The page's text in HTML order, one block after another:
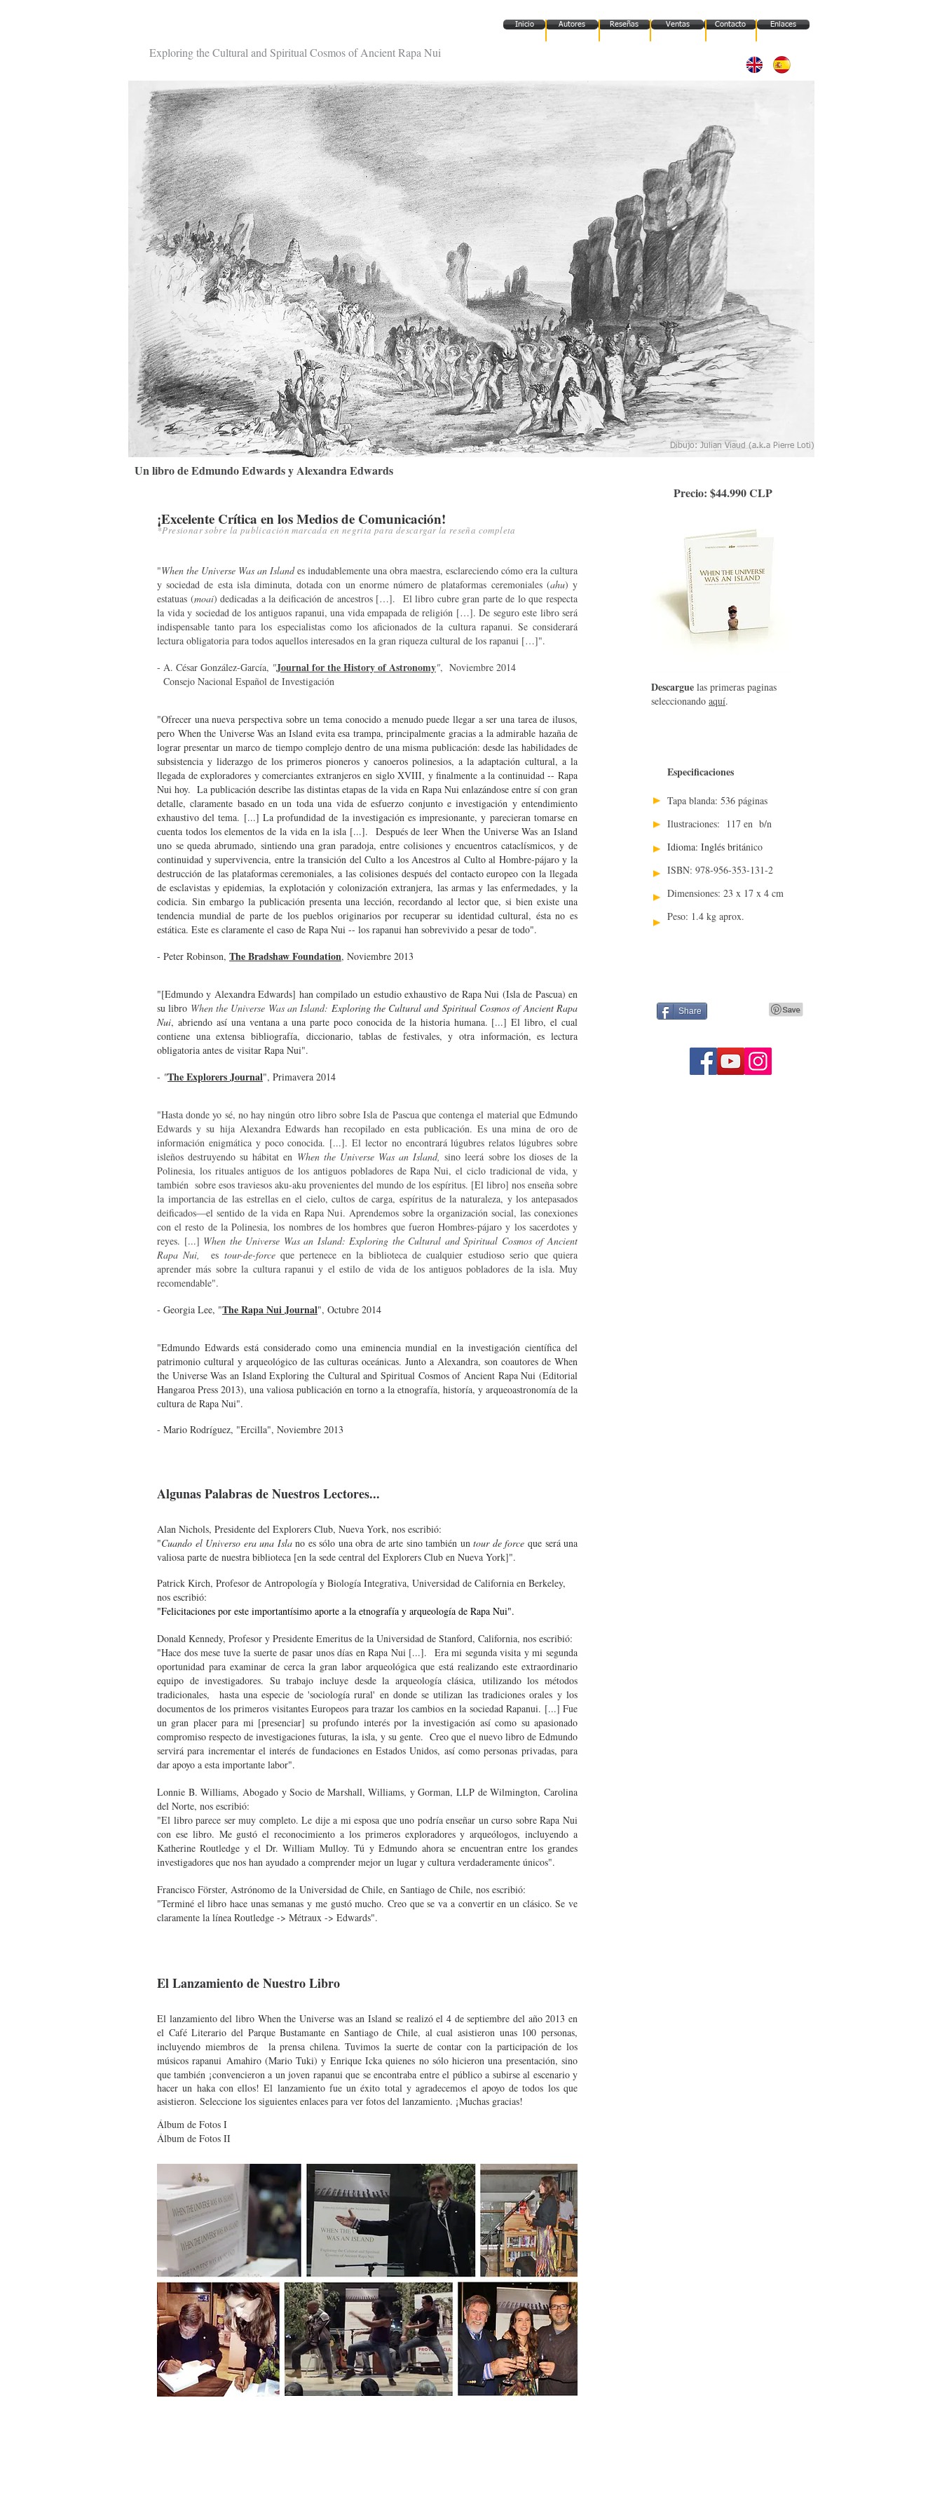
Inicio Autores Reseñas Ventas Contacto Enlaces
Exploring the Cultural and Spiritual Cosmos of Ancient Rapa Nui
Dibujo: Julian Viaud (a.k.a Pierre Loti)
Un libro de Edmundo Edwards y Alexandra Edwards
¡Excelente Crítica en los Medios de Comunicación!
"When the Universe Was an Islandes indudablemente una obra maestra, esclareciendo cómo era la cultura
y sociedad de esta isla diminuta, dotada con un enorme número de plataformas ceremoniales (ahu) y
estatuas (moai) dedicadas a la deificación de ancestros […]. El libro cubre gran parte de lo que respecta
la vida y sociedad de los antiguos rapanui, una vida empapada de religión […]. De seguro este libro será
indispensable tanto para los especialistas como los aficionados de la cultura rapanui. Se considerará
lectura obligatoria para todos aquellos interesados en la gran riqueza cultural de los rapanui […]".
- A. César González-García, "Journal for the History of Astronomy", Noviembre 2014
Consejo Nacional Español de Investigación
"Ofrecer una nueva perspectiva sobre un tema conocido a menudo puede llegar a ser una tarea de ilusos,
pero When the Universe Was an Island evita esa trampa, principalmente gracias a la admirable hazaña de
lograr presentar un marco de tiempo complejo dentro de una misma publicación: desde las habilidades de
subsistencia y liderazgo de los primeros pioneros y canoeros polinesios, a la adaptación cultural, a la
llegada de exploradores y comerciantes extranjeros en siglo XVIII, y finalmente a la continuidad -- Rapa
Nui hoy. La publicación describe las distintas etapas de la vida en Rapa Nui enlazándose entre sí con gran
detalle, claramente basado en un toda una vida de esfuerzo conjunto e investigación y entendimiento
exhaustivo del tema. [...] La profundidad de la investigación es impresionante, y parecieran tomarse en
cuenta todos los elementos de la vida en la isla [...]. Después de leer When the Universe Was an Island
uno se queda abrumado, sintiendo una gran paradoja, entre colisiones y encuentros cataclísmicos, y de
continuidad y supervivencia, entre la transición del Culto a los Ancestros al Culto al Hombre-pájaro y la
destrucción de las plataformas ceremoniales, a las colisiones después del contacto europeo con la llegada
de esclavistas y epidemias, la explotación y colonización extranjera, las armas y las enfermedades, y la
codicia. Sin embargo la publicación presenta una lección, recordando al lector que, si bien existe una
tendencia mundial de parte de los pueblos originarios por recuperar su identidad cultural, ésta no es
estática. Este es claramente el caso de Rapa Nui -- los rapanui han sobrevivido a pesar de todo".
- Peter Robinson, The Bradshaw Foundation, Noviembre 2013
"[Edmundo y Alexandra Edwards] han compilado un estudio exhaustivo de Rapa Nui (Isla de Pascua) en
su libro When the Universe Was an Island: Exploring the Cultural and Spiritual Cosmos of Ancient Rapa
Nui, abriendo así una ventana a una parte poco conocida de la historia humana. [...] El libro, el cual
contiene una extensa bibliografía, diccionario, tablas de festivales, y otra información, es lectura
obligatoria antes de visitar Rapa Nui".
- "The Explorers Journal", Primavera 2014
"Hasta donde yo sé, no hay ningún otro libro sobre Isla de Pascua que contenga el material que Edmundo
Edwards y su hija Alexandra Edwards han recopilado en esta publicación. Es una mina de oro de
información enigmática y poco conocida. [...]. El lector no encontrará lúgubres relatos lúgubres sobre
isleños destruyendo su hábitat en When the Universe Was an Island​,sino leerá sobre los dioses de la
Polinesia, los rituales antiguos de los antiguos pobladores de Rapa Nui, el ciclo tradicional de vida, y
también sobre esos traviesos aku-aku provenientes del mundo de los espíritus. [El libro] nos enseña sobre
la importancia de las estrellas en el cielo, cultos de carga, espíritus de la naturaleza, y los antepasados
deificados—el sentido de la vida en Rapa Nui. Aprendemos sobre la organización social, las conexiones
con el resto de la Polinesia, los nombres de los hombres que fueron Hombres-pájaro y los sacerdotes y
reyes. [...] When the Universe Was an Island: Exploring the Cultural and Spiritual Cosmos of Ancient
Rapa Nui,
es tour-de-forceque pertenece en la biblioteca de cualquier estudioso serio que quiera
aprender más sobre la cultura rapanui y el estilo de vida de los antiguos pobladores de la isla. Muy
recomendable".
- Georgia Lee, "The Rapa Nui Journal", Octubre 2014
"Edmundo Edwards está considerado como una eminencia mundial en la investigación científica del
patrimonio cultural y arqueológico de las culturas oceánicas. Junto a Alexandra, son coautores de When
the Universe Was an Island Exploring the Cultural and Spiritual Cosmos of Ancient Rapa Nui (Editorial
Hangaroa Press 2013), una valiosa publicación en torno a la etnografía, historía, y arqueoastronomía de la
cultura de Rapa Nui".
- Mario Rodríguez, "Ercilla", Noviembre 2013
*Presionar sobre la publicación marcada en negrita para descargar la reseña completa
Precio: $44.990 CLP
Descargue las primeras paginas
seleccionando aquí.
Especificaciones
Tapa blanda: 536 páginas
Ilustraciones: 117 en b/n
Idioma: Inglés británico
ISBN: 978-956-353-131-2
Dimensiones: 23 x 17 x 4 cm
Peso: 1.4 kg aprox.
Algunas Palabras de Nuestros Lectores...
Alan Nichols, Presidente del Explorers Club, Nueva York, nos escribió:
"Cuando el Universo era una Islano es sólo una obra de arte sino también untour de force que será una
valiosa parte de nuestra biblioteca [en la sede central del Explorers Club en Nueva York]".
Patrick Kirch, Profesor de Antropología y Biología Integrativa, Universidad de California en Berkeley,
nos escribió:
"Felicitaciones por este importantísimo aporte a la etnografía y arqueología de Rapa Nui".
Donald Kennedy, Profesor y Presidente Emeritus de la Universidad de Stanford, California, nos escribió:
"Hace dos mese tuve la suerte de pasar unos días en Rapa Nui [...]. Era mi segunda visita y mi segunda
oportunidad para examinar de cerca la gran labor arqueológica que está realizando este extraordinario
equipo de investigadores. Su trabajo incluye desde la arqueología clásica, utilizando los métodos
tradicionales, hasta una especie de 'sociología rural' en donde se utilizan las tradiciones orales y los
documentos de los primeros visitantes Europeos para trazar los cambios en la sociedad Rapanui. [...] Fue
un gran placer para mi [presenciar] su profundo interés por la investigación así como su apasionado
compromiso respecto de investigaciones futuras, la isla, y su gente. Creo que el nuevo libro de Edmundo
servirá para incrementar el interés de fundaciones en Estados Unidos, así como personas privadas, para
dar apoyo a esta importante labor".
Lonnie B. Williams, Abogado y Socio de Marshall, Williams, y Gorman, LLP de Wilmington, Carolina
del Norte, nos escribió:
"El libro parece ser muy completo. Le dije a mi esposa que uno podría enseñar un curso sobre Rapa Nui
con ese libro. Me gustó el reconocimiento a los primeros exploradores y arqueólogos, incluyendo a
Katherine Routledge y el Dr. William Mulloy. Tú y Edmundo ahora se encuentran entre los grandes
investigadores que nos han ayudado a comprender mejor un lugar y cultura verdaderamente únicos".
Francisco Förster, Astrónomo de la Universidad de Chile, en Santiago de Chile, nos escribió:
"Terminé el libro hace unas semanas y me gustó mucho. Creo que se va a convertir en un clásico. Se ve
claramente la línea Routledge -> Métraux -> Edwards".
El Lanzamiento de Nuestro Libro
El lanzamiento del libro When the Universe was an Island se realizó el 4 de septiembre del año 2013 en
el Café Literario del Parque Bustamante en Santiago de Chile, al cual asistieron unas 100 personas,
incluyendo miembros de la prensa chilena. Tuvimos la suerte de contar con la participación de los
músicos rapanui Amahiro (Mario Tuki) y Enrique Icka quienes no sólo hicieron una presentación, sino
que también ¡convencieron a un joven rapanui que se encontraba entre el público a subirse al escenario y
hacer un haka con ellos! El lanzamiento fue un éxito total y agradecemos el apoyo de todos los que
asistieron. Seleccione los siguientes enlaces para ver fotos del lanzamiento. ¡Muchas gracias!
Álbum de Fotos I
Álbum de Fotos II
Share